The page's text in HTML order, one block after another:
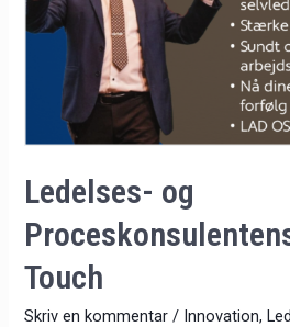
Ledelses- og
Touch
Skriv en kommentar / Innovation,